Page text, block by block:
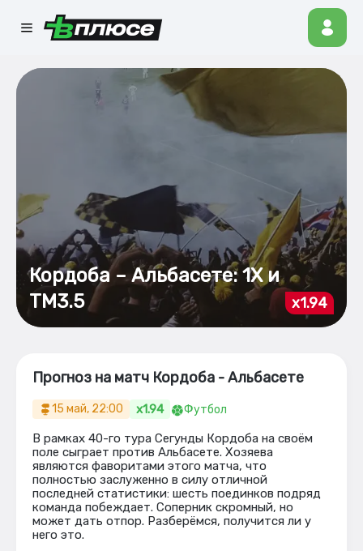
Кордоба – Альбасете: 1Х и
ТМ3.5
x1.94
Прогноз на матч Кордоба - Альбасете
15 май, 22:00 x1.94 Футбол
В рамках 40-го тура Сегунды Кордоба на своём
поле сыграет против Альбасете. Хозяева
являются фаворитами этого матча, что
полностью заслуженно в силу отличной
последней статистики: шесть поединков подряд
команда побеждает. Соперник скромный, но
может дать отпор. Разберёмся, получится ли у
него это.